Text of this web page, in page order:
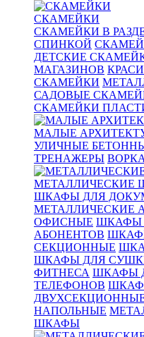
СКАМЕЙКИ
СКАМЕЙКИ В
СПИНКОЙ
ДЕТСКИЕ
МАГАЗИНОВ
СКАМЕЙКИ
САДОВЫЕ
СКАМЕЙКИ
МАЛЫЕ
УЛИЧНЫЕ
ТРЕНАЖЕРЫ
МЕТАЛЛИЧЕСКИЕ
ШКАФЫ ДЛЯ
МЕТАЛЛИЧЕСКИЕ
ОФИСНЫЕ ШКАФЫ
АБОНЕНТОВ
СЕКЦИОННЫЕ
ШКАФЫ ДЛЯ
ФИТНЕСА ШКАФЫ
ТЕЛЕФОНОВ
НАПОЛЬНЫЕ
ШКАФЫ